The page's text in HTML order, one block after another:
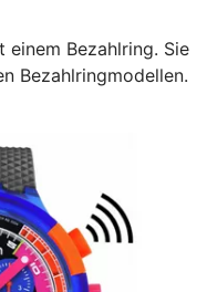
einem Bezahlring. Sie
Bezahlringmodellen.